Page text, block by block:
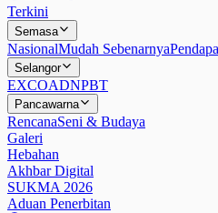
Terkini
Semasa
NasionalMudah Sebenarnya
Selangor
EXCOADNPBT
Pancawarna
RencanaSeni & Budaya
Galeri
Hebahan
Akhbar Digital
SUKMA 2026
Aduan Penerbitan